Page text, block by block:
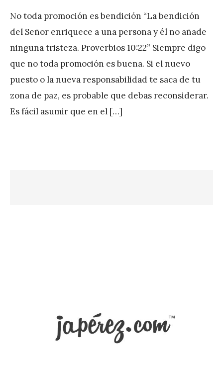
J
A
P
é
r
No toda promoción es bendición “La bendición
del Señor enriquece a una persona y él no añade
ninguna tristeza. Proverbios 10:22” Siempre digo
que no toda promoción es buena. Si el nuevo
puesto o la nueva responsabilidad te saca de tu
zona de paz, es probable que debas reconsiderar.
Es fácil asumir que en el […]